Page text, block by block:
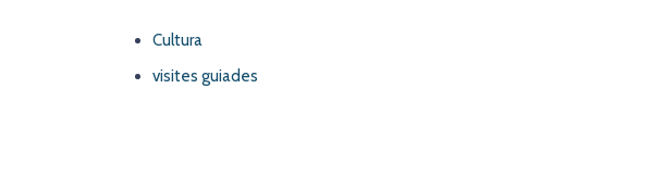
Cultura
visites guiades